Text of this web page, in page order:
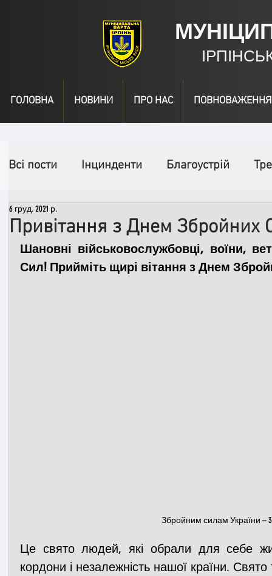
ГОЛОВНА НОВИНИ ПРО НАС ПОВНОВАЖЕННЯ
Всі пости Інцинденти Благоустрій
День народження
Спільні заходи Надзвичайні заходи
Привітання з Днем Збройних
6 груд. 2021 р.
Шановні військовослужбовці, воїни,
Сил! Прийміть щирі вітання з Днем
Збройним силам України –
Це свято людей, які обрали для себе
кордони і незалежність нашої країни.